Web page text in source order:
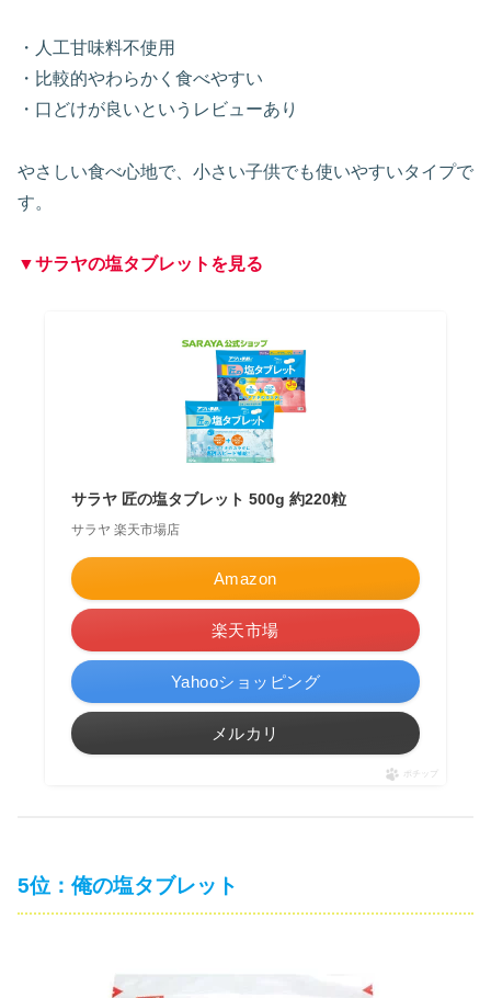
・人工甘味料不使用
・比較的やわらかく食べやすい
・口どけが良いというレビューあり
やさしい食べ心地で、小さい子供でも使いやすいタイプで
す。
▼サラヤの塩タブレットを見る
サラヤ 匠の塩タブレット 500g 約220粒
サラヤ 楽天市場店
Amazon
楽天市場
Yahooショッピング
メルカリ
ポチップ
5位：俺の塩タブレット